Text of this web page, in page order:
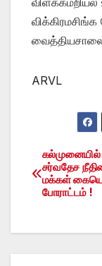
விக்கிரமசிங்க
ARVL
Post
சர்வதேச
மக்கள்
போராட்டம் !